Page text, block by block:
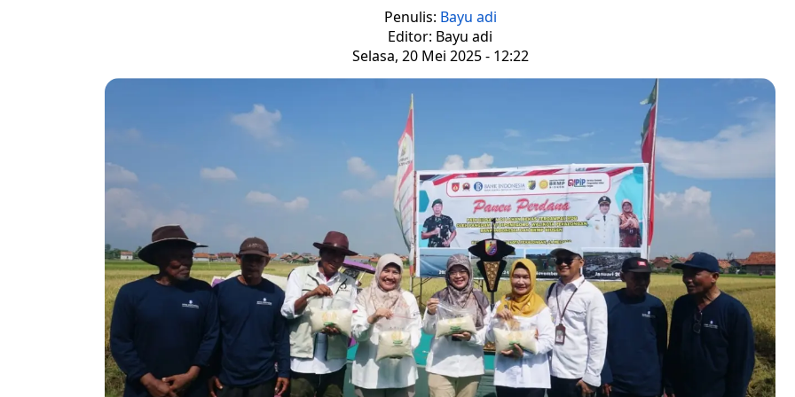
Penulis: Bayu adi
Editor: Bayu adi
Selasa, 20 Mei 2025 - 12:22